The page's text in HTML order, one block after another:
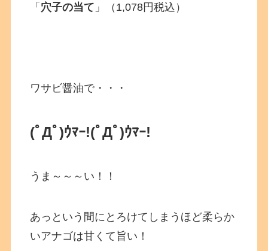
「 穴子の当て 」（1,078円税込）
ワサビ醤油で・・・
(ﾟДﾟ)ｳﾏｰ!(ﾟДﾟ)ｳﾏｰ!
うま～～～い！！
あっという間にとろけてしまうほど柔らか
いアナゴは甘くて旨い！